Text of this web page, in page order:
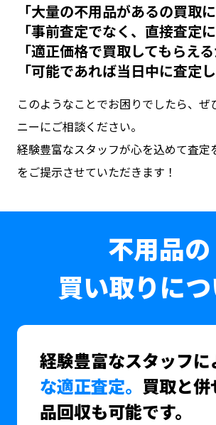
「大量の不用品があるの買取
「事前査定でなく、直接査定
「適正価格で買取してもらえる
「可能であれば当日中に査定
このようなことでお困りでしたら、ぜ
ニーにご相談ください。
経験豊富なスタッフが心を込めて査定
をご提示させていただきます！
不用品の
買い取りに
経験豊富なスタッフに
な適正査定。 買取と併
品回収も可能です。